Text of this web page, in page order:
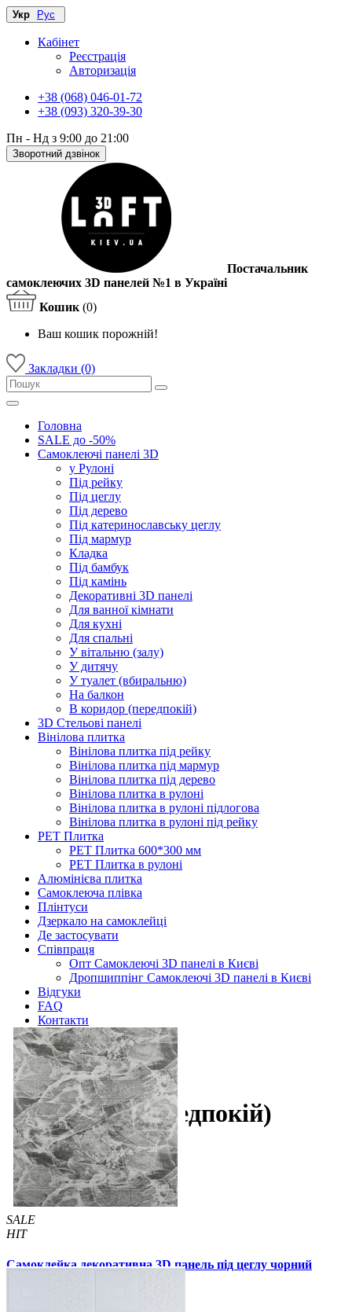
Укр Рус
Кабінет
Реєстрація
Авторизація
+38 (068) 046-01-72
+38 (093) 320-39-30
Пн - Нд з 9:00 до 21:00
Зворотний дзвінок
Постачальник
самоклеючих 3D панелей №1 в Україні
Кошик (0)
Ваш кошик порожній!
Закладки (0)
Головна
SALE до -50%
Самоклеючі панелі 3D
у Рулоні
Під рейку
Під цеглу
Під дерево
Під катеринославську цеглу
Під мармур
Кладка
Під бамбук
Під камінь
Декоративні 3D панелі
Для ванної кімнати
Для кухні
Для спальні
У вітальню (залу)
У дитячу
У туалет (вбиральню)
На балкон
В коридор (передпокій)
3D Стельові панелі
Вінілова плитка
Вінілова плитка під рейку
Вінілова плитка під мармур
Вінілова плитка під дерево
Вінілова плитка в рулоні
Вінілова плитка в рулоні підлогова
Вінілова плитка в рулоні під рейку
PET Плитка
PET Плитка 600*300 мм
PET Плитка в рулоні
Алюмінієва плитка
Самоклеюча плівка
Плінтуси
Дзеркало на самоклейці
Де застосувати
Співпраця
Опт Самоклеючі 3D панелі в Києві
Дропшиппінг Самоклеючі 3D панелі в Києві
Відгуки
FAQ
Контакти
Головна
Самоклеючі панелі 3D
В коридор (передпокій)
В коридор (передпокій)
SALE
HIT
Самоклейка декоративна 3D панель під цеглу чорний